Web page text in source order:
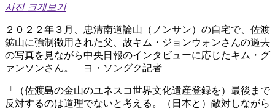
사진 크게보기
２０２２年３月、忠清南道論山（ノンサン）の自宅で、佐渡
鉱山に強制徴用された父、故キム・ジョンウォンさんの過去
の写真を見ながら中央日報のインタビューに応じたキム・グ
ァンソンさん。 ヨ・ソングク記者
「（佐渡島の金山のユネスコ世界文化遺産登録を）最後まで
反対するのは道理でないと考える。（日本と）敵対しながら